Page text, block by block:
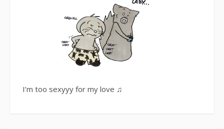
I’m too sexyyy for my love ♫